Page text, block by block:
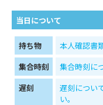
当日について
持ち物
本人確認書
集合時刻
集合時刻に
遅刻
遅刻につい
い。